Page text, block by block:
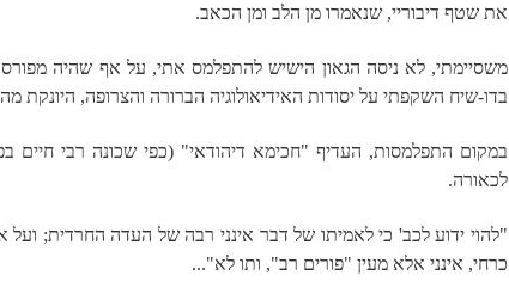
את שטף דיבוריי, שנאמרו מן הלב ומן הכאב.
משסיימתי, לא ניסה הגאון הישיש להתפלמס אתי, על אף שהיה
בדו-שיח השקפתי על יסודות האידיאולוגיה הברורה והצרופה, היונקת
במקום התפלמסות, העדיף "חכימא דיהודאי" (כפי שכונה רבי חיים
לכאורה.
"להוי ידוע לכב' כי לאמיתו של דבר אינני רבה של העדה החרדית;
כרחי, אינני אלא מעין "פורים רב", ותו לא"...